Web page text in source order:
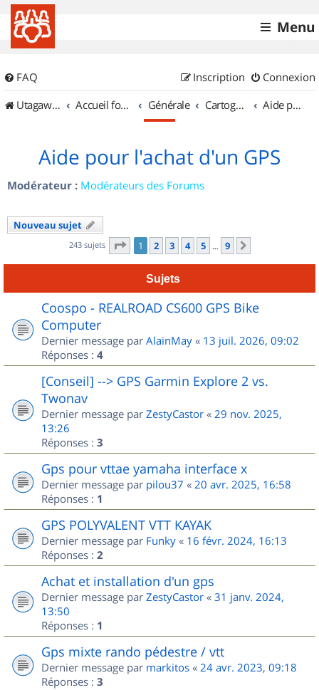
Menu
FAQ Connexion
Inscription
UtagawaVTT (Randos VTT et VTTAE avec traces GPS)
Accueil forum Générale Cartographie et GPS Aide pour l'achat d'un GPS
Aide pour l'achat d'un GPS
Modérateur : Modérateurs des Forums
Nouveau sujet
243 sujets Page 1sur
1 2 3 4 5 … 9
Sujets
Coospo - REALROAD CS600 GPS Bike
Computer
Dernier message par AlainMay « 13 juil. 2026, 09:02
Réponses : 4
[Conseil] --> GPS Garmin Explore 2 vs.
Twonav
Dernier message par ZestyCastor « 29 nov. 2025,
13:26
Réponses : 3
Gps pour vttae yamaha interface x
Dernier message par pilou37 « 20 avr. 2025, 16:58
Réponses : 1
GPS POLYVALENT VTT KAYAK
Dernier message par Funky « 16 févr. 2024, 16:13
Réponses : 2
Achat et installation d'un gps
Dernier message par ZestyCastor « 31 janv. 2024,
13:50
Réponses : 1
Gps mixte rando pédestre / vtt
Dernier message par markitos « 24 avr. 2023, 09:18
Réponses : 3